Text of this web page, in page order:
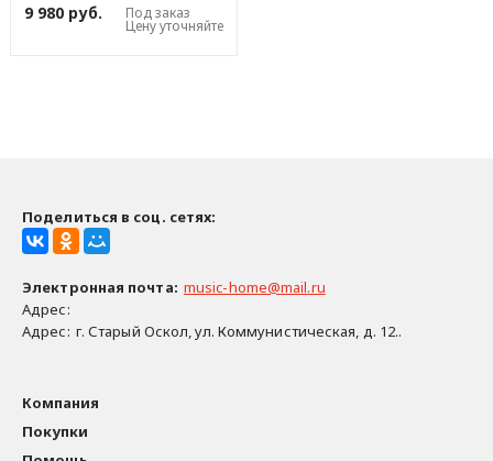
9 980 руб. Под заказ
Цену уточняйте
Поделиться в соц. сетях:
Электронная почта: music-home@mail.ru
Адрес:
Адрес: г. Старый Оскол, ул. Коммунистическая, д. 12..
Компания
Покупки